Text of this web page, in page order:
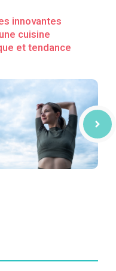
innovantes
cuisine
et tendance